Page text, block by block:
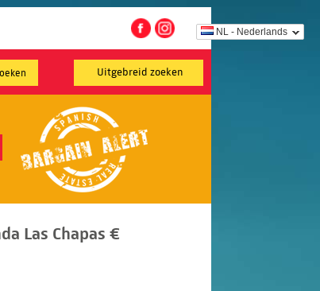
NL - Nederlands
Uitgebreid zoeken
Las Chapas €